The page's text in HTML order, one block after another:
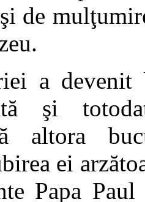
de
a devenit
şi
altora
ei
Papa